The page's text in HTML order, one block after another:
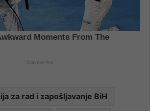
za rad i zapošljavanje BiH